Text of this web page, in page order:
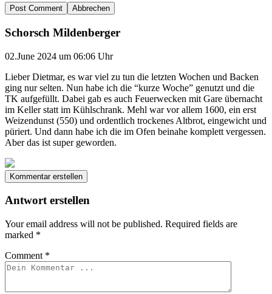
Abbrechen
Schorsch Mildenberger
02.June 2024 um 06:06 Uhr
Lieber Dietmar, es war viel zu tun die letzten Wochen und Backen
ging nur selten. Nun habe ich die “kurze Woche” genutzt und die
TK aufgefüllt. Dabei gab es auch Feuerwecken mit Gare übernacht
im Keller statt im Kühlschrank. Mehl war vor allem 1600, ein erst
Weizendunst (550) und ordentlich trockenes Altbrot, eingewicht und
püriert. Und dann habe ich die im Ofen beinahe komplett vergessen.
Aber das ist super geworden.
Kommentar erstellen
Antwort erstellen
Your email address will not be published. Required fields are
marked *
Comment *